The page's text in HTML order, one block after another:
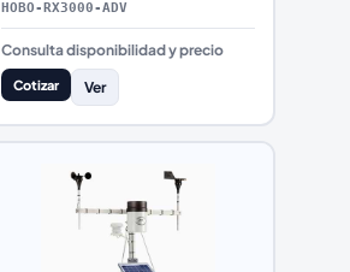
HOBO-RX3000-ADV
Consulta disponibilidad y precio
Cotizar Ver